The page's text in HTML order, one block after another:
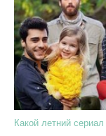
Какой летний